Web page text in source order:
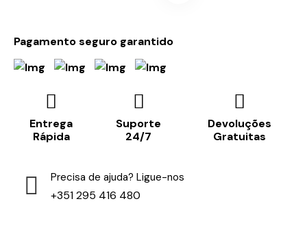
Pagamento seguro garantido
Entrega
Rápida
Suporte
24/7
Devoluções
Gratuitas
Precisa de ajuda? Ligue-nos
+351 295 416 480